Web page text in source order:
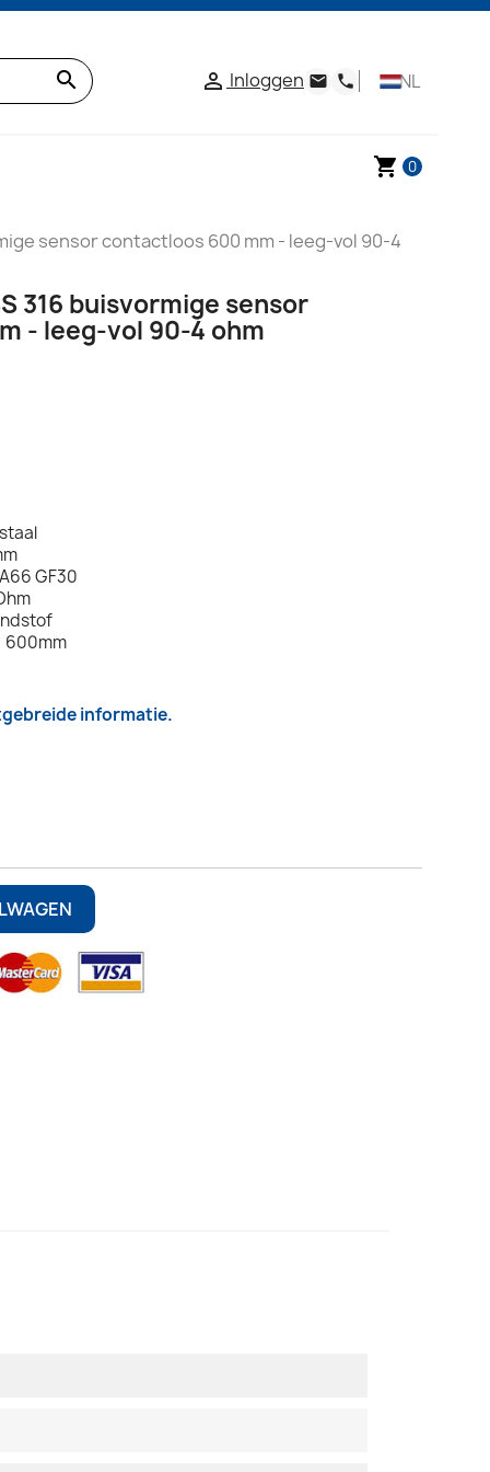
search  Inloggen email phone NL
shopping_cart 0
sensor contactloos 600 mm - leeg-vol 90-4
316 buisvormige sensor
- leeg-vol 90-4 ohm
GF30
600mm
informatie.